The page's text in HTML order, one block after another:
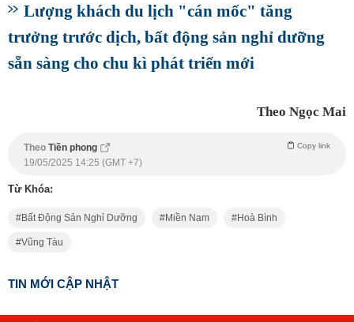
Lượng khách du lịch "cán mốc" tăng
trưởng trước dịch, bất động sản nghỉ dưỡng
sẵn sàng cho chu kì phát triển mới
Theo Ngọc Mai
Theo Tiền phong Copy link
19/05/2025 14:25 (GMT +7)
Từ Khóa:
Bất Động Sản Nghỉ Dưỡng Miền Nam Hoà Bình
Vũng Tàu
TIN MỚI CẬP NHẬT